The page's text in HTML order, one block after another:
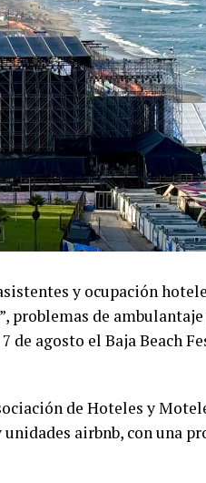
y ocupación
problemas de ambulantaje
agosto el Baja Beach
de Hoteles y
airbnb, con una